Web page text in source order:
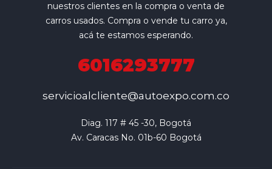
nuestros clientes en la compra o venta de
carros usados. Compra o vende tu carro ya,
acá te estamos esperando.
6016293777
servicioalcliente@autoexpo.com.co
Diag. 117 # 45 -30, Bogotá
Av. Caracas No. 01b-60 Bogotá